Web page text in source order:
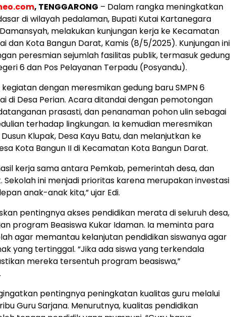
, TENGGARONG – Dalam rangka meningkatkan
di wilayah pedalaman, Bupati Kutai Kartanegara
melakukan kunjungan kerja ke Kecamatan
dan Kota Bangun Darat, Kamis (8/5/2025). Kunjungan ini
peresmian sejumlah fasilitas publik, termasuk gedung
6 dan Pos Pelayanan Terpadu (Posyandu).
kegiatan dengan meresmikan gedung baru SMPN 6
di Desa Perian. Acara ditandai dengan pemotongan
prasasti, dan penanaman pohon ulin sebagai
terhadap lingkungan. Ia kemudian meresmikan
Klupak, Desa Kayu Batu, dan melanjutkan ke
Kota Bangun II di Kecamatan Kota Bangun Darat.
kerja sama antara Pemkab, pemerintah desa, dan
Sekolah ini menjadi prioritas karena merupakan investasi
anak-anak kita,” ujar Edi.
pentingnya akses pendidikan merata di seluruh desa,
program Beasiswa Kukar Idaman. Ia meminta para
agar memantau kelanjutan pendidikan siswanya agar
yang tertinggal. “Jika ada siswa yang terkendala
mereka tersentuh program beasiswa,”
pentingnya peningkatan kualitas guru melalui
Guru Sarjana. Menurutnya, kualitas pendidikan